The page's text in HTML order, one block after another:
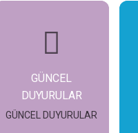
GÜNCEL
DUYURULAR
GÜNCEL DUYURULAR